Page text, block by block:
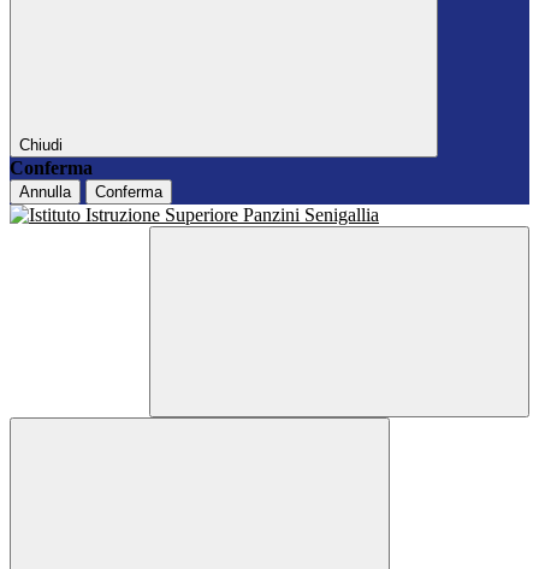
Chiudi
Conferma
Annulla Conferma